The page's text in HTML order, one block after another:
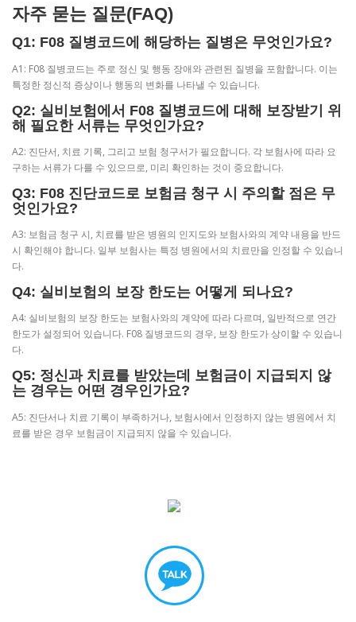
자주 묻는 질문(FAQ)
Q1: F08 질병코드에 해당하는 질병은 무엇인가요?
A1: F08 질병코드는 주로 정신 및 행동 장애와 관련된 질병을 포함합니다. 이는
특정한 정신적 증상이나 행동의 변화를 나타낼 수 있습니다.
Q2: 실비보험에서 F08 질병코드에 대해 보장받기 위
해 필요한 서류는 무엇인가요?
A2: 진단서, 치료 기록, 그리고 보험 청구서가 필요합니다. 각 보험사에 따라 요
구하는 서류가 다를 수 있으므로, 미리 확인하는 것이 중요합니다.
Q3: F08 진단코드로 보험금 청구 시 주의할 점은 무
엇인가요?
A3: 보험금 청구 시, 치료를 받은 병원의 인지도와 보험사와의 계약 내용을 반드
시 확인해야 합니다. 일부 보험사는 특정 병원에서의 치료만을 인정할 수 있습니
다.
Q4: 실비보험의 보장 한도는 어떻게 되나요?
A4: 실비보험의 보장 한도는 보험사와의 계약에 따라 다르며, 일반적으로 연간
한도가 설정되어 있습니다. F08 질병코드의 경우, 보장 한도가 상이할 수 있습니
다.
Q5: 정신과 치료를 받았는데 보험금이 지급되지 않
는 경우는 어떤 경우인가요?
A5: 진단서나 치료 기록이 부족하거나, 보험사에서 인정하지 않는 병원에서 치
료를 받은 경우 보험금이 지급되지 않을 수 있습니다.